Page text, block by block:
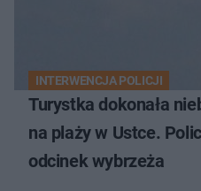
INTERWENCJA POLICJI
Turystka dokonała
na plaży w Ustce.
odcinek wybrzeża